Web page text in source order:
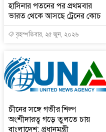
হাসিনার পতনের পর প্রথমবার
ভারত থেকে আসছে ট্রেনের কোচ
বৃহস্পতিবার, ২৫ জুন, ২০২৬
চীনের সঙ্গে গভীর শিল্প
অংশীদারত্ব গড়ে তুলতে চায়
বাংলাদেশ: প্রধানমন্ত্রী